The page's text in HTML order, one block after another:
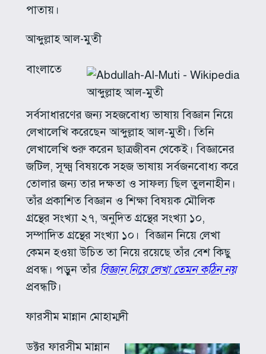
পাতায়।
আব্দুল্লাহ আল-মুতী
আব্দুল্লাহ আল-মুতী
বাংলাতে
সর্বসাধারণের জন্য সহজবোধ্য ভাষায় বিজ্ঞান নিয়ে
লেখালেখি করেছেন আব্দুল্লাহ আল-মুতী। তিনি
লেখালেখি শুরু করেন ছাত্রজীবন থেকেই। বিজ্ঞানের
জটিল, সূক্ষ্ম বিষয়কে সহজ ভাষায় সর্বজনবোধ্য করে
তোলার জন্য তার দক্ষতা ও সাফল্য ছিল তুলনাহীন।
তাঁর প্রকাশিত বিজ্ঞান ও শিক্ষা বিষয়ক মৌলিক
গ্রন্থের সংখ্যা ২৭, অনুদিত গ্রন্থের সংখ্যা ১০,
সম্পাদিত গ্রন্থের সংখ্যা ১০। বিজ্ঞান নিয়ে লেখা
কেমন হওয়া উচিত তা নিয়ে রয়েছে তাঁর বেশ কিছু
প্রবন্ধ। পড়ুন তাঁর বিজ্ঞান নিয়ে লেখা তেমন কঠিন নয়
প্রবন্ধটি।
ফারসীম মান্নান মোহাম্মদী
ডক্টর ফারসীম মান্নান